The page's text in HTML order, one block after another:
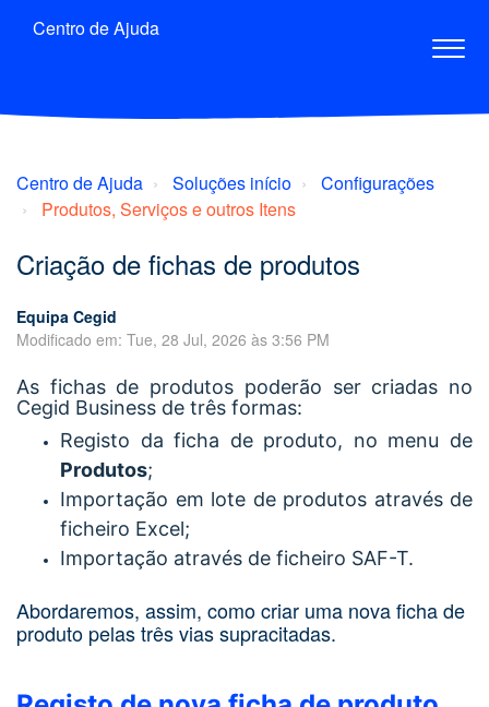
Centro de Ajuda
Centro de Ajuda Soluções início
Configurações
Produtos, Serviços e outros Itens
Criação de fichas de produtos
Equipa Cegid
Modificado em: Tue, 28 Jul, 2026 às 3:56 PM
As fichas de produtos poderão ser criadas no
Cegid Business de três formas:
Registo da ficha de produto, no menu de
Produtos;
Importação em lote de produtos através de
ficheiro Excel;
Importação através de ficheiro SAF-T.
Abordaremos, assim, como criar uma nova ficha de
produto pelas três vias supracitadas.